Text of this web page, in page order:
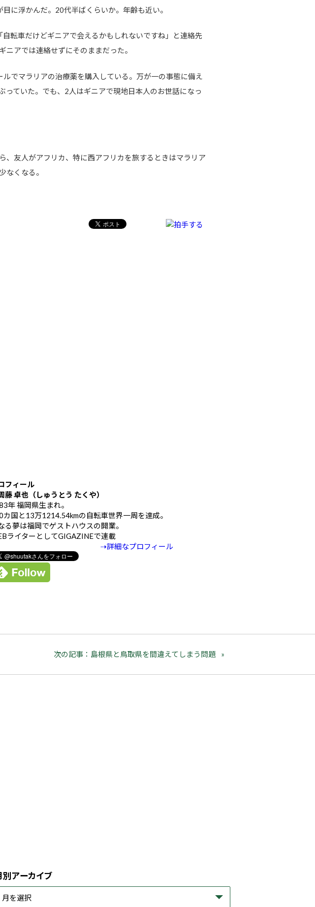
に浮かんだ。20代半ばくらいか。年齢も近い。
転車だけどギニアで会えるかもしれないですね」と連絡先
アでは連絡せずにそのままだった。
でマラリアの治療薬を購入している。万が一の事態に備え
ていた。でも、2人はギニアで現地日本人のお世話になっ
、友人がアフリカ、特に西アフリカを旅するときはマラリア
なくなる。
フィール
藤 卓也（しゅうとう たくや）
年 福岡県生まれ。
カ国と13万1214.54kmの自転車世界一周を達成。
る夢は福岡でゲストハウスの開業。
ライターとしてGIGAZINEで連載
⇢詳細なプロフィール
次の記事：島根県と鳥取県を間違えてしまう問題
別アーカイブ